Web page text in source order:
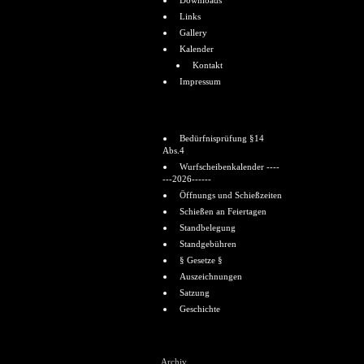
Links
Gallery
Kalender
Kontakt
Impressum
Bedürfnisprüfung §14
Abs.4
Wurfscheibenkalender ----
---2026------
Öffnungs und Schießzeiten
Schießen an Feiertagen
Standbelegung
Standgebühren
§ Gesetze §
Auszeichnungen
Satzung
Geschichte
Archiv